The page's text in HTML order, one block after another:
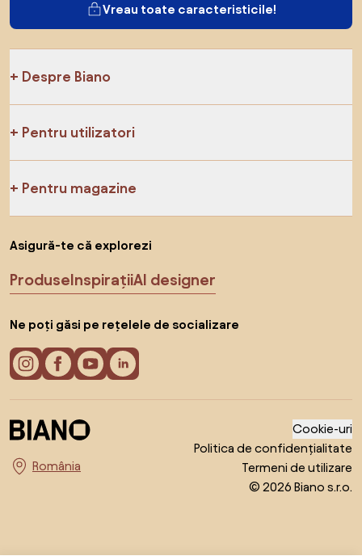
Vreau toate caracteristicile!
Despre Biano
Pentru utilizatori
Pentru magazine
Asigură-te că explorezi
ProduseInspirațiiAI designer
Ne poți găsi pe rețelele de socializare
Alege țara
Cookie-uri
Politica de confidențialitate
Termeni de utilizare
© 2026 Biano s.r.o.